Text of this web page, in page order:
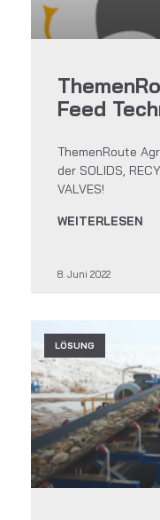
Feed
ThemenRoute
der SOLIDS,
VALVES!
WEITERLESEN
8. Juni 2022
LÖSUNG